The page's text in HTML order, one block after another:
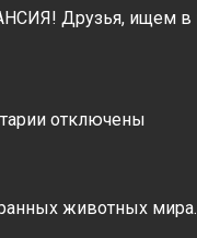
Друзья, ищем в
котключены
животных